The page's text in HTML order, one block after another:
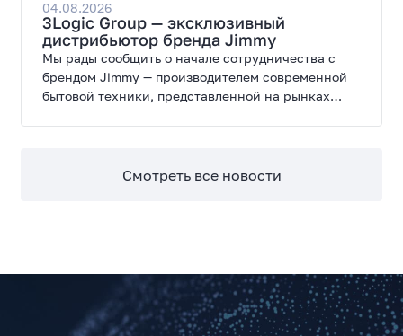
широкие возможности модернизации.
04.08.2026
3Logic Group — эксклюзивный
дистрибьютор бренда Jimmy
Мы рады сообщить о начале сотрудничества с
брендом Jimmy — производителем современной
бытовой техники, представленной на рынках
Смотреть все новости